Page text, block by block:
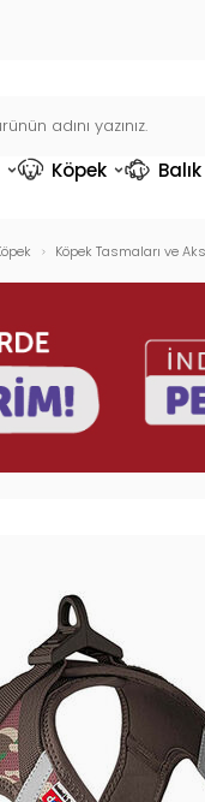
Köpek Balık
Köpek Tasmaları ve